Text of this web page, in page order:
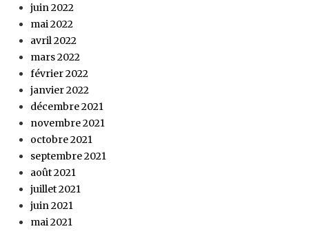
juin 2022
mai 2022
avril 2022
mars 2022
février 2022
janvier 2022
décembre 2021
novembre 2021
octobre 2021
septembre 2021
août 2021
juillet 2021
juin 2021
mai 2021